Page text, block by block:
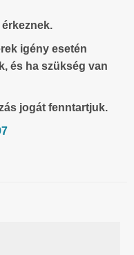
igény esetén
és ha szükség van
jogát fenntartjuk.